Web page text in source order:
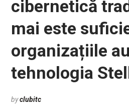
cibernetică
mai este
organizațiile
tehnologia
byclubitc